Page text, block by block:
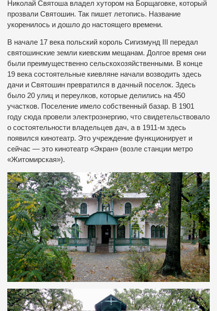
Николай Святоша владел хутором на Борщаговке, который
прозвали Святошин. Так пишет летопись. Название
укоренилось и дошло до настоящего времени.
В начале 17 века польский король Сигизмунд III передал
святошинские земли киевским мещанам. Долгое время они
были преимущественно сельскохозяйственными. В конце
19 века состоятельные киевляне начали возводить здесь
дачи и Святошин превратился в дачный поселок. Здесь
было 20 улиц и переулков, которые делились на 450
участков. Поселение имело собственный базар. В 1901
году сюда провели электроэнергию, что свидетельствовало
о состоятельности владельцев дач, а в 1911-м здесь
появился кинотеатр. Это учреждение функционирует и
сейчас — это кинотеатр «Экран» (возле станции метро
«Житомирская»).